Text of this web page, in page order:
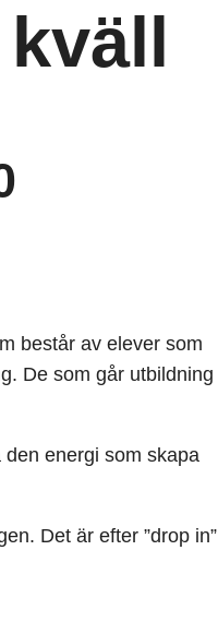
består av elever som
De som går utbildning
energi som skapa
Det är efter ”drop in”